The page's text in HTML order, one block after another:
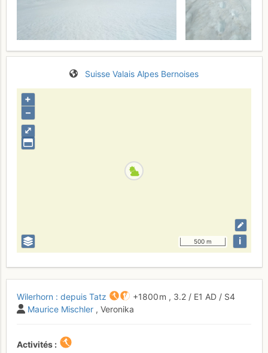
Suisse Valais Alpes Bernoises
⤢
+
–
500 m i
Wilerhorn : depuis Tatz +1800 m , 3.2 / E1 AD / S4
Maurice Mischler , Veronika
Activités